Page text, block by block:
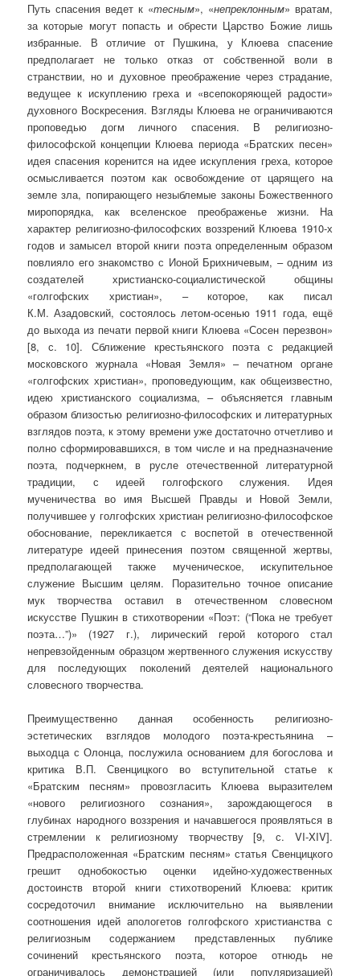
Путь спасения ведет к «тесным», «непреклонным» вратам,
за которые могут попасть и обрести Царство Божие лишь
избранные. В отличие от Пушкина, у Клюева спасение
предполагает не только отказ от собственной воли в
странствии, но и духовное преображение через страдание,
ведущее к искуплению греха и «всепокоряющей радости»
духовного Воскресения. Взгляды Клюева не ограничиваются
проповедью догм личного спасения. В религиозно-
философской концепции Клюева периода «Братских песен»
идея спасения коренится на идее искупления греха, которое
осмысливается поэтом как освобождение от царящего на
земле зла, попирающего незыблемые законы Божественного
миропорядка, как вселенское преображенье жизни. На
характер религиозно-философских воззрений Клюева 1910-х
годов и замысел второй книги поэта определенным образом
повлияло его знакомство с Ионой Брихничевым, – одним из
создателей христианско-социалистической общины
«голгофских христиан», – которое, как писал
К.М. Азадовский, состоялось летом-осенью 1911 года, ещё
до выхода из печати первой книги Клюева «Сосен перезвон»
[8, с. 10]. Сближение крестьянского поэта с редакцией
московского журнала «Новая Земля» – печатном органе
«голгофских христиан», проповедующим, как общеизвестно,
идею христианского социализма, – объясняется главным
образом близостью религиозно-философских и литературных
взглядов поэта, к этому времени уже достаточно отчетливо и
полно сформировавшихся, в том числе и на предназначение
поэта, подчеркнем, в русле отечественной литературной
традиции, с идеей голгофского служения. Идея
мученичества во имя Высшей Правды и Новой Земли,
получившее у голгофских христиан религиозно-философское
обоснование, перекликается с воспетой в отечественной
литературе идеей принесения поэтом священной жертвы,
предполагающей также мученическое, искупительное
служение Высшим целям. Поразительно точное описание
мук творчества оставил в отечественном словесном
искусстве Пушкин в стихотворении «Поэт: (“Пока не требует
поэта…”)» (1927 г.), лирический герой которого стал
непревзойденным образцом жертвенного служения искусству
для последующих поколений деятелей национального
словесного творчества.
Преимущественно данная особенность религиозно-
эстетических взглядов молодого поэта-крестьянина –
выходца с Олонца, послужила основанием для богослова и
критика В.П. Свенцицкого во вступительной статье к
«Братским песням» провозгласить Клюева выразителем
«нового религиозного сознания», зарождающегося в
глубинах народного воззрения и начавшегося проявляться в
стремлении к религиозному творчеству [9, с. VI-XIV].
Предрасположенная «Братским песням» статья Свенцицкого
грешит однобокостью оценки идейно-художественных
достоинств второй книги стихотворений Клюева: критик
сосредоточил внимание исключительно на выявлении
соотношения идей апологетов голгофского христианства с
религиозным содержанием представленных публике
сочинений крестьянского поэта, которое отнюдь не
ограничивалось демонстрацией (или популяризацией)